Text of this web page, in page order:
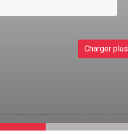
Charger